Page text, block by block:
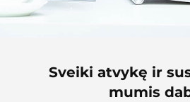
Sveiki atvykę ir
mumis